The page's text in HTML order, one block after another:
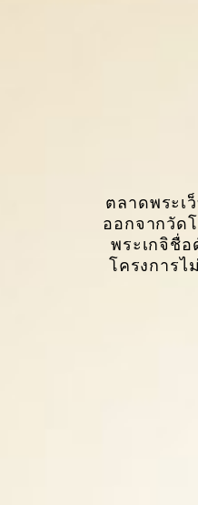
ตลาดพระเ
ออกจากวัด
พระเกจิชื่
โครงการไ